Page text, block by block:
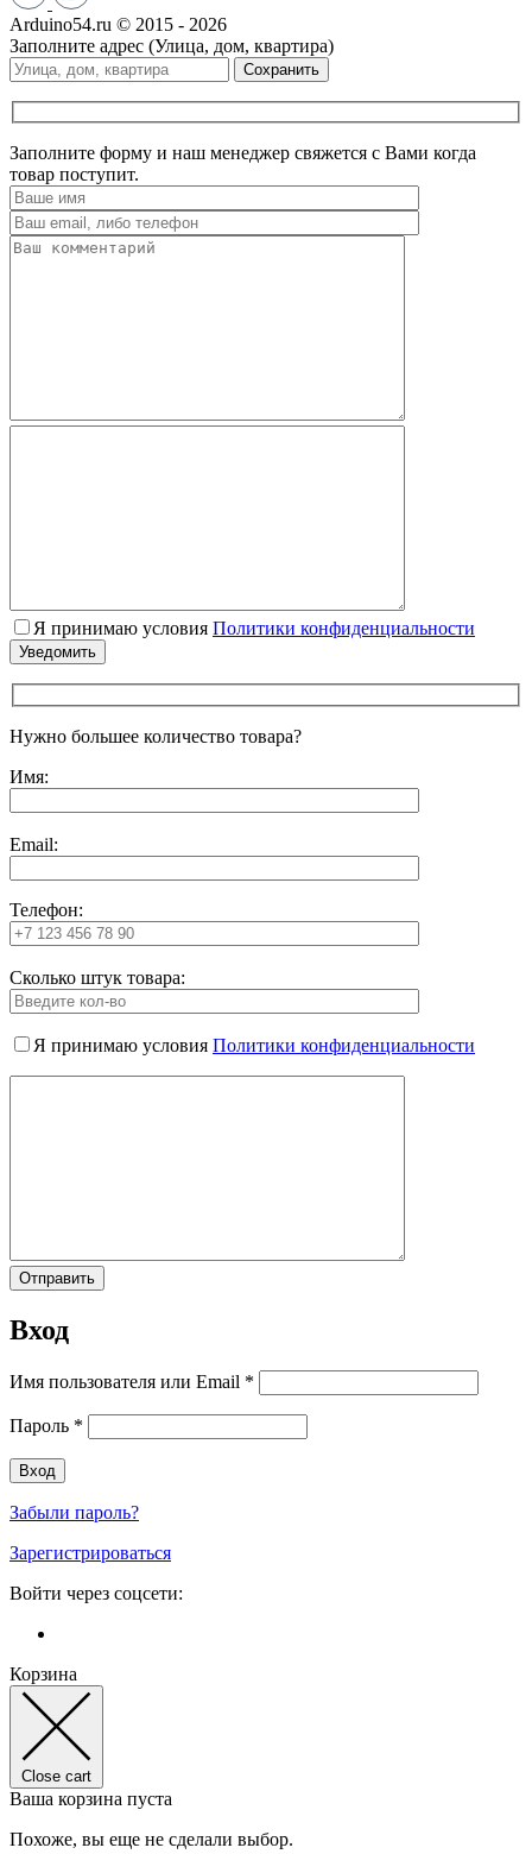
Arduino54.ru © 2015 - 2026
Заполните адрес (Улица, дом, квартира)
Сохранить
Заполните форму и наш менеджер свяжется с Вами когда
товар поступит.
Я принимаю условия Политики конфиденциальности
Нужно большее количество товара?
Имя:
Email:
Телефон:
Сколько штук товара:
Я принимаю условия Политики конфиденциальности
Вход
Имя пользователя или Email *
Пароль *
Забыли пароль?
Зарегистрироваться
Войти через соцсети:
Корзина
Close cart
Ваша корзина пуста
Похоже, вы еще не сделали выбор.